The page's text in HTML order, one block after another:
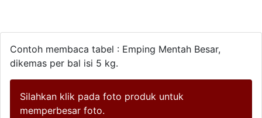
Contoh membaca tabel : Emping Mentah Besar,
dikemas per bal isi 5 kg.
Silahkan klik pada foto produk untuk
memperbesar foto.